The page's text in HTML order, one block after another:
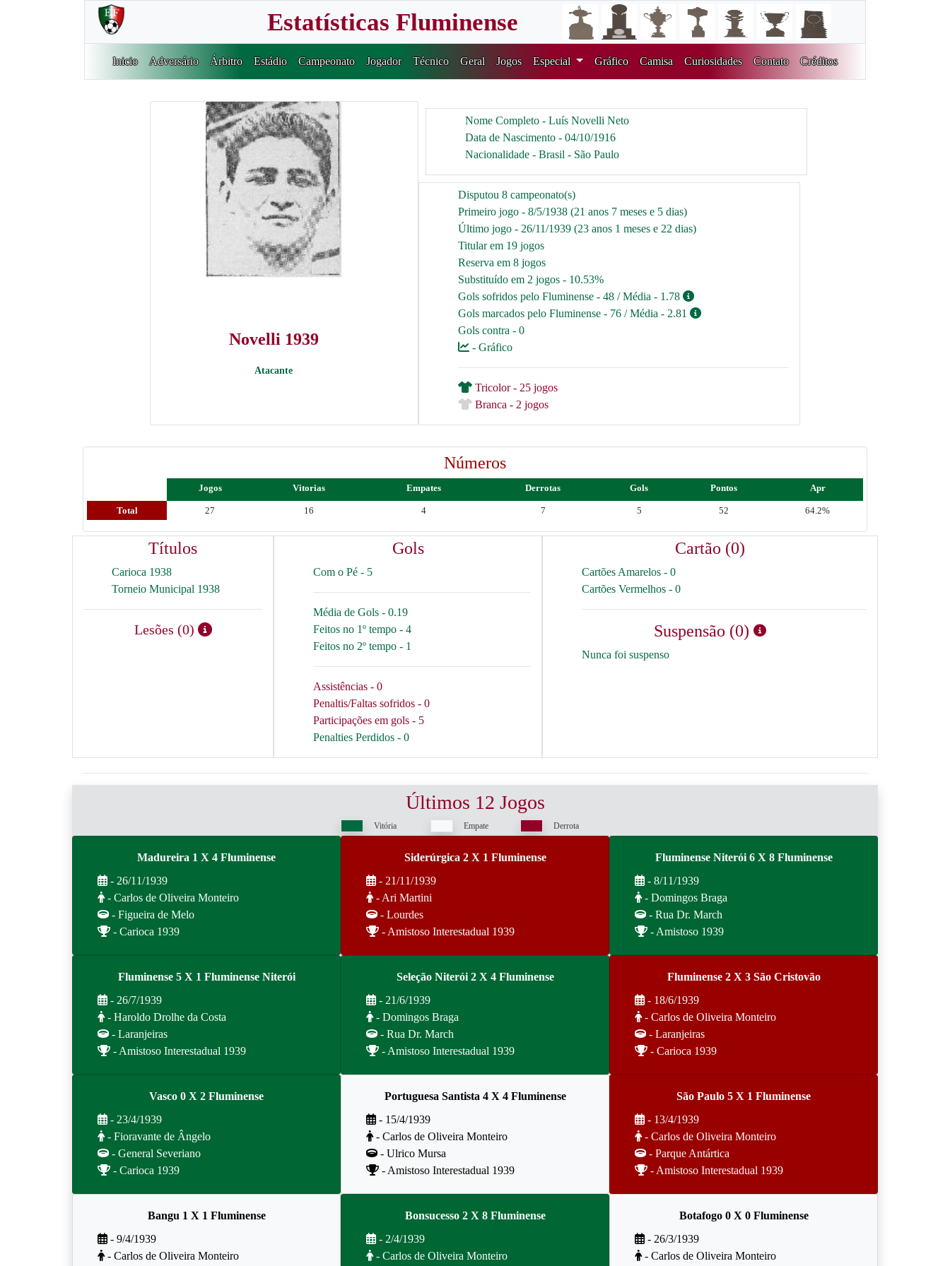
Estatísticas Fluminense
Inicio Adversário Árbitro Estádio Campeonato Jogador Técnico Geral Jogos Especial Gráfico Camisa Curiosidades Contato Créditos
Novelli 1939
Atacante
Nome Completo - Luís Novelli Neto
Data de Nascimento - 04/10/1916
Nacionalidade - Brasil - São Paulo
Disputou 8 campeonato(s)
Primeiro jogo - 8/5/1938 (21 anos 7 meses e 5 dias)
Último jogo - 26/11/1939 (23 anos 1 meses e 22 dias)
Titular em 19 jogos
Reserva em 8 jogos
Substituído em 2 jogos - 10.53%
Gols sofridos pelo Fluminense - 48 / Média - 1.78
Gols marcados pelo Fluminense - 76 / Média - 2.81
Gols contra - 0
- Gráfico
Tricolor - 25 jogos
Branca - 2 jogos
Números
Jogos Vitorias Empates Derrotas Gols Pontos Apr
Total 27 16 4 7 5 52 64.2%
Títulos
Carioca 1938
Torneio Municipal 1938
Lesões (0)
Gols
Com o Pé - 5
Média de Gols - 0.19
Feitos no 1º tempo - 4
Feitos no 2º tempo - 1
Assistências - 0
Penaltis/Faltas sofridos - 0
Participações em gols - 5
Penalties Perdidos - 0
Cartão (0)
Cartões Amarelos - 0
Cartões Vermelhos - 0
Suspensão (0)
Nunca foi suspenso
Últimos 12 Jogos
Vitória Empate Derrota
Madureira 1 X 4 Fluminense
- 26/11/1939
- Carlos de Oliveira Monteiro
- Figueira de Melo
- Carioca 1939
Siderúrgica 2 X 1 Fluminense
- 21/11/1939
- Ari Martini
- Lourdes
- Amistoso Interestadual 1939
Fluminense Niterói 6 X 8 Fluminense
- 8/11/1939
- Domingos Braga
- Rua Dr. March
- Amistoso 1939
Fluminense 5 X 1 Fluminense Niterói
- 26/7/1939
- Haroldo Drolhe da Costa
- Laranjeiras
- Amistoso Interestadual 1939
Seleção Niterói 2 X 4 Fluminense
- 21/6/1939
- Domingos Braga
- Rua Dr. March
- Amistoso Interestadual 1939
Fluminense 2 X 3 São Cristovão
- 18/6/1939
- Carlos de Oliveira Monteiro
- Laranjeiras
- Carioca 1939
Vasco 0 X 2 Fluminense
- 23/4/1939
- Fioravante de Ângelo
- General Severiano
- Carioca 1939
Portuguesa Santista 4 X 4 Fluminense
- 15/4/1939
- Carlos de Oliveira Monteiro
- Ulrico Mursa
- Amistoso Interestadual 1939
São Paulo 5 X 1 Fluminense
- 13/4/1939
- Carlos de Oliveira Monteiro
- Parque Antártica
- Amistoso Interestadual 1939
Bangu 1 X 1 Fluminense
- 9/4/1939
- Carlos de Oliveira Monteiro
Bonsucesso 2 X 8 Fluminense
- 2/4/1939
- Carlos de Oliveira Monteiro
Botafogo 0 X 0 Fluminense
- 26/3/1939
- Carlos de Oliveira Monteiro